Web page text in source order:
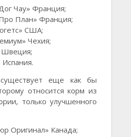
Чау» Франция;
План» Франция;
США;
Чехия;
Швеция;
Испания.
еще как бы
относится корм из
только улучшенного
Оригинал» Канада;